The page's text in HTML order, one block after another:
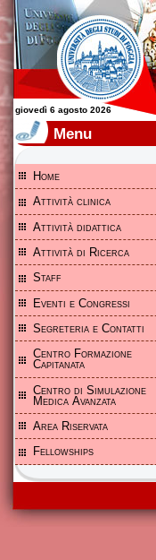
Scuola di Specializzazione in Anestesia e
giovedì 6 agosto 2026
Menu
Home
Attività clinica
Attività didattica
Attività di Ricerca
Staff
Eventi e Congressi
Segreteria e Contatti
Centro Formazione
Capitanata
Centro di Simulazione
Medica Avanzata
Area Riservata
Fellowships